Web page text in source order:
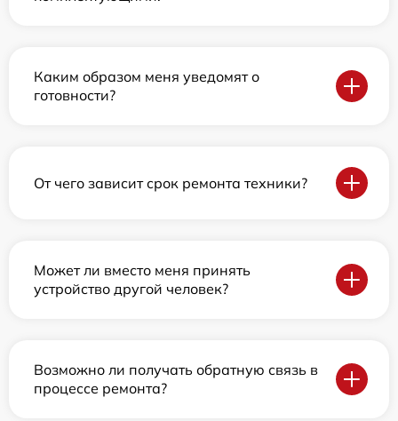
Каким образом меня уведомят о
готовности?
От чего зависит срок ремонта техники?
Может ли вместо меня принять
устройство другой человек?
Возможно ли получать обратную связь в
процессе ремонта?